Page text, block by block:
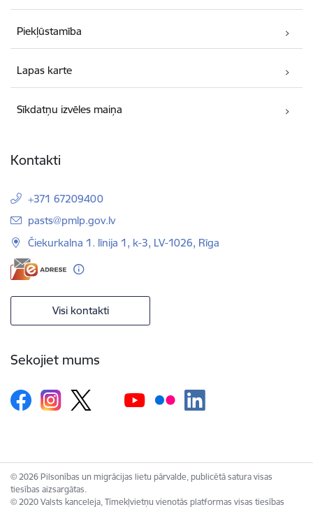
Piekļūstamība
Lapas karte
Sīkdatņu izvēles maiņa
Kontakti
+371 67209400
E-pasts:
pasts@pmlp.gov.lv
Čiekurkalna 1. līnija 1, k-3, LV-1026, Rīga
Visi kontakti
Sekojiet mums
© 2026 Pilsonības un migrācijas lietu pārvalde, publicētā satura visas
tiesības aizsargātas.
© 2020 Valsts kanceleja, Tīmekļvietņu vienotās platformas visas tiesības